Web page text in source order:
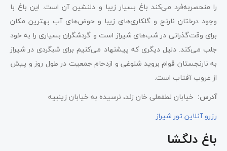
را منحصربه‌فرد می‌کند باغ بسیار زیبا و دلنشین آن است. این باغ با
وجود درختان نارنج و گلکاری‌های زیبا و حوض‌های آب بهترین مکان
برای وقت‌گذرانی در شب‌های شیراز است و گردشگران بسیاری را به خود
جلب می‌کند. دلیل دیگری که پیشنهاد می‌کنیم برای شبگردی در شیراز
به نارنجستان قوام بروید شلوغی و ازدحام جمعیت در طول روز و پیش
از غروب آفتاب است.
آدرس: خیابان لطفعلی خان زند، نرسیده به خیابان زینبیه
رزرو آنلاین تور شیراز
باغ دلگشا